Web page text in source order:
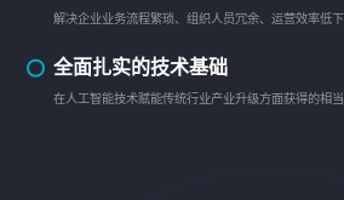
解决企业业务流程繁琐、组织人员冗余、运营效率低
全面扎实的技术基础
在人工智能技术赋能传统行业产业升级方面获得的相